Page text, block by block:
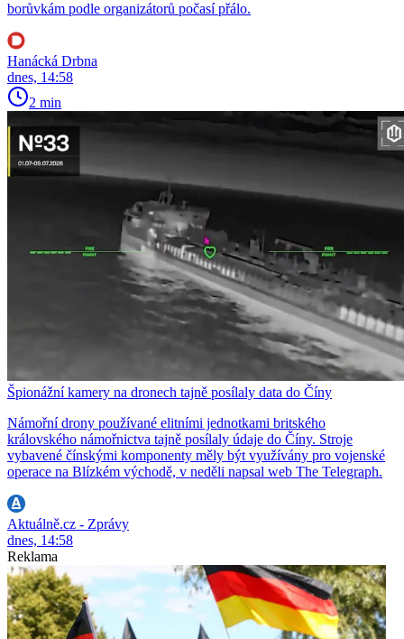
borůvkám podle organizátorů počasí přálo.
Hanácká Drbna
dnes, 14:58
2 min
Špionážní kamery na dronech tajně posílaly data do Číny
Námořní drony používané elitními jednotkami britského
královského námořnictva tajně posílaly údaje do Číny. Stroje
vybavené čínskými komponenty měly být využívány pro vojenské
operace na Blízkém východě, v neděli napsal web The Telegraph.
Aktuálně.cz - Zprávy
dnes, 14:58
Reklama